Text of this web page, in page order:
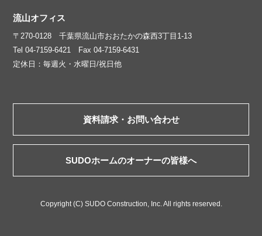
流山オフィス
〒270-0128 千葉県流山市おおたかの森西3丁目1-13
Tel 04-7159-6421 Fax 04-7159-6431
定休日：毎週火・水曜日/祝日他
資料請求・お問い合わせ
SUDOホームのオーナーの皆様へ
Copyright (C) SUDO Construction, Inc. All rights reserved.